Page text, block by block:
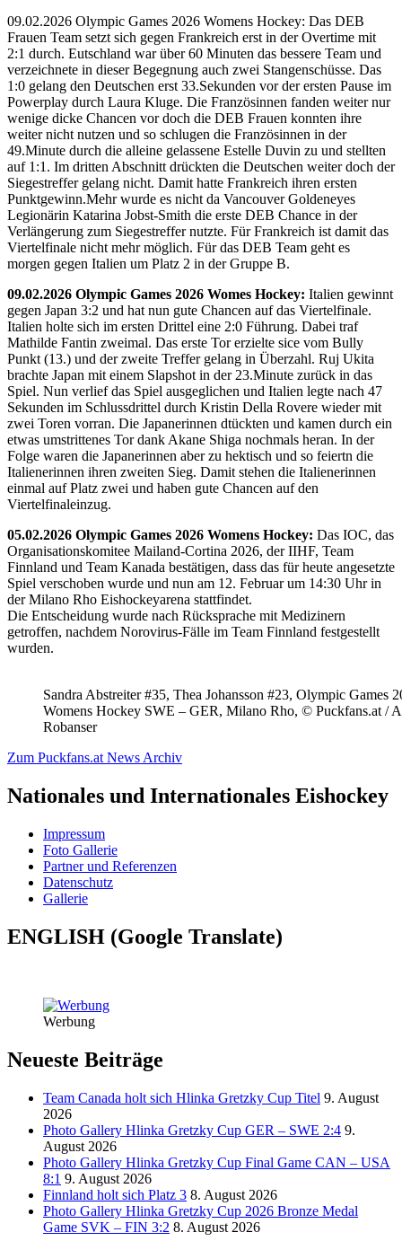
09.02.2026 Olympic Games 2026 Womens Hockey: Das DEB
Frauen Team setzt sich gegen Frankreich erst in der Overtime mit
2:1 durch. Eutschland war über 60 Minuten das bessere Team und
verzeichnete in dieser Begegnung auch zwei Stangenschüsse. Das
1:0 gelang den Deutschen erst 33.Sekunden vor der ersten Pause im
Powerplay durch Laura Kluge. Die Französinnen fanden weiter nur
wenige dicke Chancen vor doch die DEB Frauen konnten ihre
weiter nicht nutzen und so schlugen die Französinnen in der
49.Minute durch die alleine gelassene Estelle Duvin zu und stellten
auf 1:1. Im dritten Abschnitt drückten die Deutschen weiter doch der
Siegestreffer gelang nicht. Damit hatte Frankreich ihren ersten
Punktgewinn.Mehr wurde es nicht da Vancouver Goldeneyes
Legionärin Katarina Jobst-Smith die erste DEB Chance in der
Verlängerung zum Siegestreffer nutzte. Für Frankreich ist damit das
Viertelfinale nicht mehr möglich. Für das DEB Team geht es
morgen gegen Italien um Platz 2 in der Gruppe B.
09.02.2026 Olympic Games 2026 Womes Hockey: Italien gewinnt
gegen Japan 3:2 und hat nun gute Chancen auf das Viertelfinale.
Italien holte sich im ersten Drittel eine 2:0 Führung. Dabei traf
Mathilde Fantin zweimal. Das erste Tor erzielte sice vom Bully
Punkt (13.) und der zweite Treffer gelang in Überzahl. Ruj Ukita
brachte Japan mit einem Slapshot in der 23.Minute zurück in das
Spiel. Nun verlief das Spiel ausgeglichen und Italien legte nach 47
Sekunden im Schlussdrittel durch Kristin Della Rovere wieder mit
zwei Toren vorran. Die Japanerinnen dtückten und kamen durch ein
etwas umstrittenes Tor dank Akane Shiga nochmals heran. In der
Folge waren die Japanerinnen aber zu hektisch und so feiertn die
Italienerinnen ihren zweiten Sieg. Damit stehen die Italienerinnen
einmal auf Platz zwei und haben gute Chancen auf den
Viertelfinaleinzug.
05.02.2026 Olympic Games 2026 Womens Hockey: Das IOC, das
Organisationskomitee Mailand-Cortina 2026, der IIHF, Team
Finnland und Team Kanada bestätigen, dass das für heute angesetzte
Spiel verschoben wurde und nun am 12. Februar um 14:30 Uhr in
der Milano Rho Eishockeyarena stattfindet.
Die Entscheidung wurde nach Rücksprache mit Medizinern
getroffen, nachdem Norovirus-Fälle im Team Finnland festgestellt
wurden.
Sandra Abstreiter #35, Thea Johansson #23, Olympic Games
Womens Hockey SWE – GER, Milano Rho, © Puckfans.at /
Robanser
Zum Puckfans.at News Archiv
Nationales und Internationales Eishockey
Impressum
Foto Gallerie
Partner und Referenzen
Datenschutz
Gallerie
ENGLISH (Google Translate)
Werbung
Neueste Beiträge
Team Canada holt sich Hlinka Gretzky Cup Titel 9. August
2026
Photo Gallery Hlinka Gretzky Cup GER – SWE 2:4 9.
August 2026
Photo Gallery Hlinka Gretzky Cup Final Game CAN – USA
8:1 9. August 2026
Finnland holt sich Platz 3 8. August 2026
Photo Gallery Hlinka Gretzky Cup 2026 Bronze Medal
Game SVK – FIN 3:2 8. August 2026